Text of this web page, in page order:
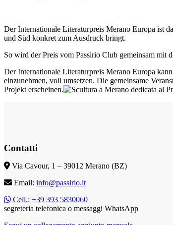
Der Internationale Literaturpreis Merano Europa ist
und Süd konkret zum Ausdruck bringt.
So wird der Preis vom Passirio Club gemeinsam mit
Der Internationale Literaturpreis Merano Europa
einzunehmen, voll umsetzen. Die gemeinsame
Projekt erscheinen.
Contatti
Via Cavour, 1 – 39012 Merano (BZ)
Email: info@passirio.it
Cell.: +39 393 5830060
segreteria telefonica o messaggi WhatsApp